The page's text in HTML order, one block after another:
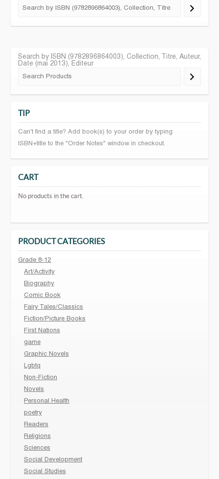
Search by ISBN (9782896864003), Collection, Titre, Auteur,
Date (mai 2013), Editeur
TIP
Can't find a title? Add book(s) to your order by typing
ISBN+title to the "Order Notes" window in checkout.
CART
No products in the cart.
PRODUCT CATEGORIES
Grade 8-12
Art/Activity
Biography
Comic Book
Fairy Tales/Classics
Fiction/Picture Books
First Nations
game
Graphic Novels
Lgbtq
Non-Fiction
Novels
Personal Health
poetry
Readers
Religions
Sciences
Social Development
Social Studies